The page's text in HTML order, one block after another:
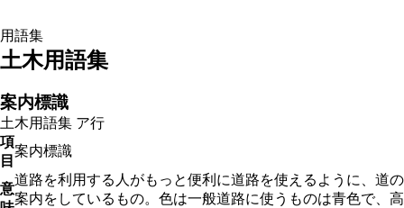
用語集
土木用語集
案内標識
土木用語集 ア行
項
目
案内標識
意
道路を利用する人がもっと便利に道路を使えるように、道の
案内をしているもの。色は一般道路に使うものは青色で、高